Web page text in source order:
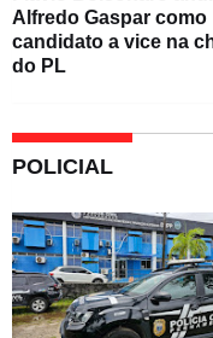
Alfredo Gaspar como
candidato a vice na
do PL
POLICIAL